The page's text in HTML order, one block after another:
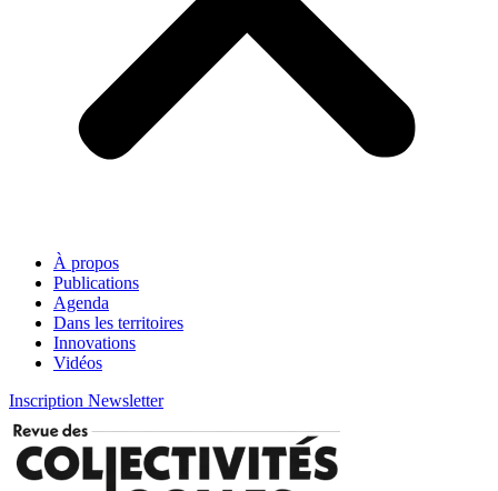
À propos
Publications
Agenda
Dans les territoires
Innovations
Vidéos
Inscription Newsletter